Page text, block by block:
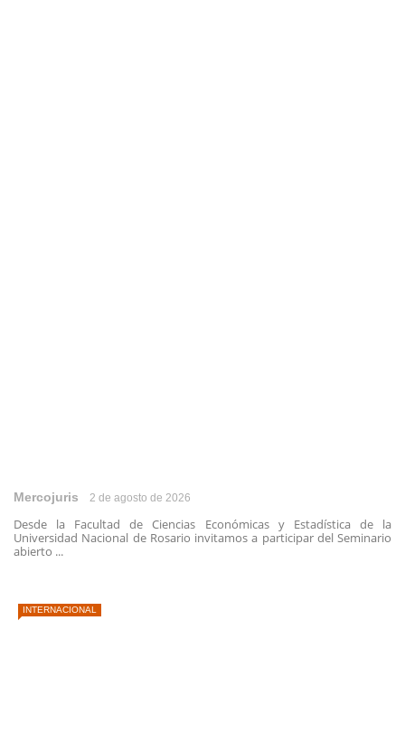
Mercojuris 2 de agosto de 2026
Desde la Facultad de Ciencias Económicas y Estadística de la
Universidad Nacional de Rosario invitamos a participar del Seminario
abierto ...
INTERNACIONAL